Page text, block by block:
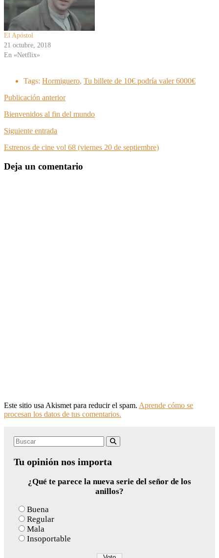
El Apóstol
21 octubre, 2018
En «Netflix»
Tags: Hormiguero, Tu billete de 10€ podría valer 6000€
Publicación anterior
Bienvenidos al fin del mundo
Siguiente entrada
Estrenos de cine vol 68 (viernes 20 de septiembre)
Deja un comentario
Este sitio usa Akismet para reducir el spam. Aprende cómo se
procesan los datos de tus comentarios.
Search
Tu opinión nos importa
¿Qué te parece la nueva serie del señor de los
anillos?
Buena
Regular
Mala
Insoportable